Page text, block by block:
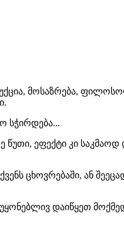
მოსაზრება,
სჭირდება...
ეფექტი კი
ცხოვრებაში, ან
დაიწყეთ